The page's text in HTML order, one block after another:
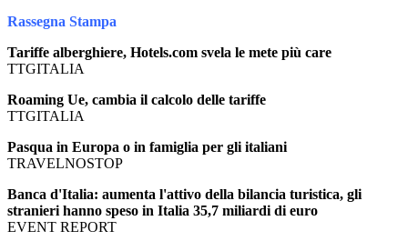
Rassegna Stampa
Tariffe alberghiere, Hotels.com svela le mete più care
TTGITALIA
Roaming Ue, cambia il calcolo delle tariffe
TTGITALIA
Pasqua in Europa o in famiglia per gli italiani
TRAVELNOSTOP
Banca d'Italia: aumenta l'attivo della bilancia turistica, gli
stranieri hanno speso in Italia 35,7 miliardi di euro
EVENT REPORT